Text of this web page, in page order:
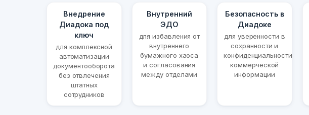
Внедрение
Диадока под
ключ
для комплексной
автоматизации
документооборота
без отвлечения
штатных
сотрудников
Внутренний
ЭДО
для избавления от
внутреннего
бумажного хаоса
и согласования
между отделами
Безопасность в
Диадоке
для уверенности в
сохранности и
конфиденциальности
коммерческой
информации